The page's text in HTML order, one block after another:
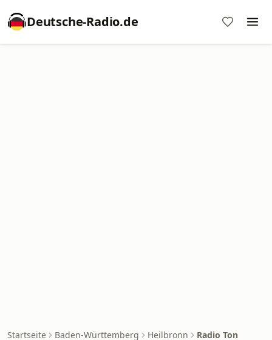
Deutsche-Radio.de
Startseite Baden-Württemberg Heilbronn Radio Ton